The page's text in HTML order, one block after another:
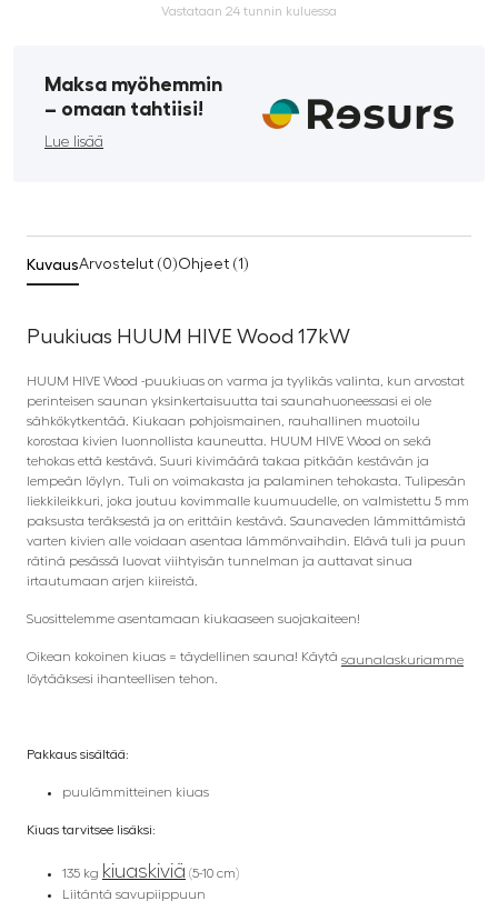
Vastataan 24 tunnin kuluessa
Maksa myöhemmin
­– omaan tahtiisi!
Lue lisää
KuvausArvostelut (0)Ohjeet (1)
Puukiuas HUUM HIVE Wood 17kW
HUUM HIVE Wood -puukiuas on varma ja tyylikäs valinta, kun arvostat
perinteisen saunan yksinkertaisuutta tai saunahuoneessasi ei ole
sähkökytkentää. Kiukaan pohjoismainen, rauhallinen muotoilu
korostaa kivien luonnollista kauneutta. HUUM HIVE Wood on sekä
tehokas että kestävä. Suuri kivimäärä takaa pitkään kestävän ja
lempeän löylyn. Tuli on voimakasta ja palaminen tehokasta. Tulipesän
liekkileikkuri, joka joutuu kovimmalle kuumuudelle, on valmistettu 5 mm
paksusta teräksestä ja on erittäin kestävä. Saunaveden lämmittämistä
varten kivien alle voidaan asentaa lämmönvaihdin. Elävä tuli ja puun
rätinä pesässä luovat viihtyisän tunnelman ja auttavat sinua
irtautumaan arjen kiireistä.
Suosittelemme asentamaan kiukaaseen suojakaiteen!
Oikean kokoinen kiuas = täydellinen sauna! Käytä saunalaskuriamme
löytääksesi ihanteellisen tehon.
Pakkaus sisältää:
puulämmitteinen kiuas
Kiuas tarvitsee lisäksi:
135 kg kiuaskiviä (5-10 cm)
Liitäntä savupiippuun